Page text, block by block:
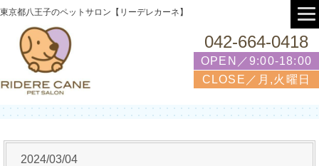
東京都八王子のペットサロン【リーデレカーネ】
042-664-0418
OPEN／9:00-18:00
CLOSE／月,火曜日
2024/03/04